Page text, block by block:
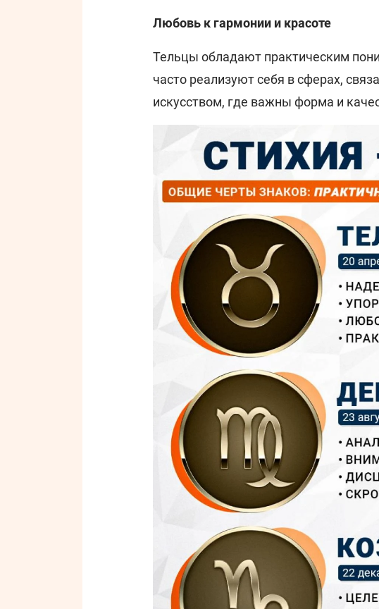
Любовь к гармонии и красоте
Тельцы обладают практическим
часто реализуют себя в сферах,
искусством, где важны форма и